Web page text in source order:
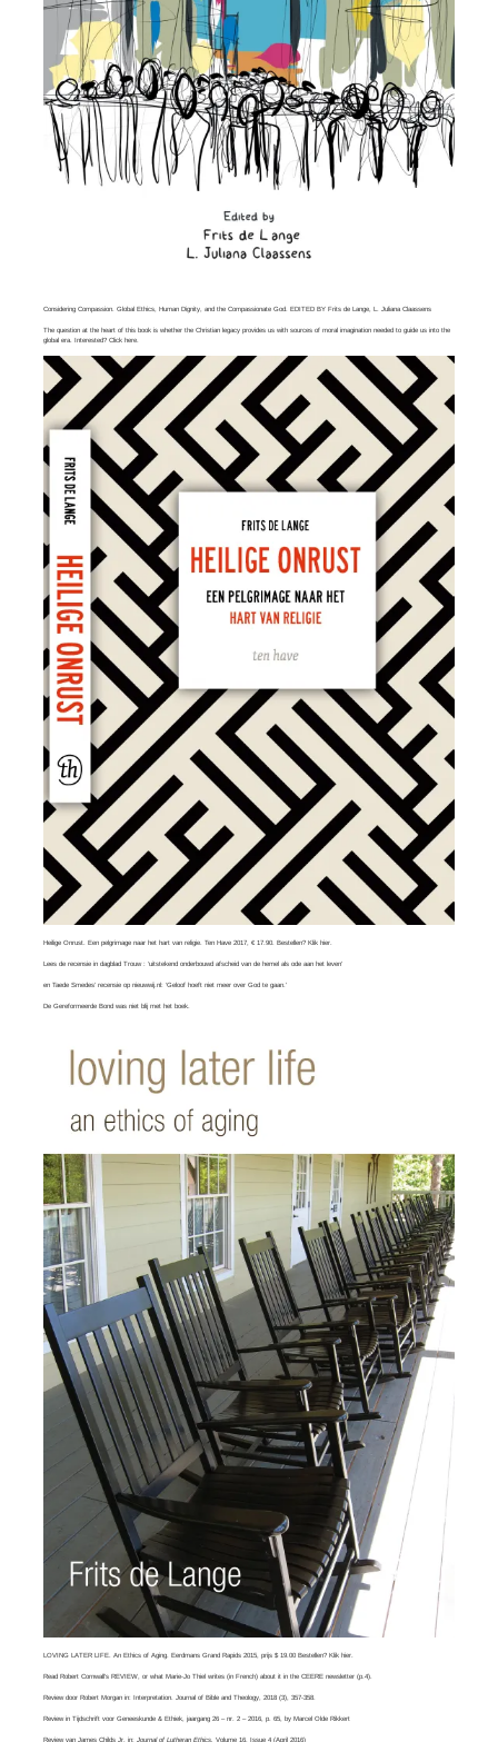
Considering Compassion. Global Ethics, Human Dignity, and the Compassionate God. EDITED BY Frits de Lange, L. Juliana Claassens
The question at the heart of this book is whether the Christian legacy provides us with sources of moral imagination needed to guide us into the
global era. Interested? Clickhere
Heilige Onrust. Een pelgrimage naar het hart van religie. Ten Have 2017, € 17.90. Bestellen?Klik hier
Leesde recensie in dagblad Trouw: ‘uitstekend onderbouwd afscheid van de hemel als ode aan het leven’
enTaede Smedes’ recensieop nieuwwij.nl: ‘Geloof hoeft niet meer over God te gaan.’
De Gereformeerde Bond wasniet blij met het boek.
LOVING LATER LIFE. An Ethics of Aging. Eerdmans Grand Rapids 2015, prijs $ 19.00 Bestellen? Klikhier
ReadRobert Cornwall’s REVIEW , or whatMarie-Jo Thiel writes (in French) about it in the CEERE newsletter (p.4).
Review door Robert Morgan in:Interpretation. Journal of Bible and Theology , 2018 (3), 357-358.
Review in Tijdschrift voor Geneeskunde & Ethiek, jaargang 26 – nr. 2 – 2016, p. 65, byMarcel Olde Rikkert
Review van James Childs Jr . in: Journal of Lutheran Ethics,Volume 16, Issue 4​ (April 2016)